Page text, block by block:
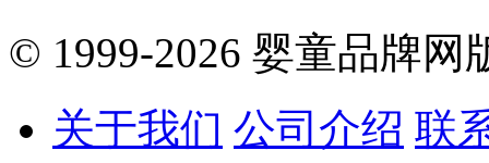
© 1999-2026 婴童品牌网
关于我们 公司介绍 联